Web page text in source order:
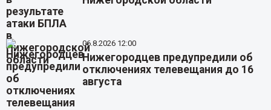
06.8.2026 12:00
Нижегородцев предупредили об
отключениях телевещания до 16
августа